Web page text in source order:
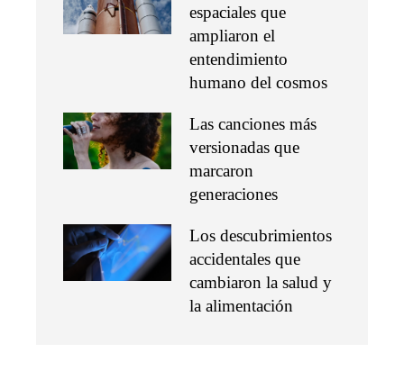
espaciales que
ampliaron el
entendimiento
humano del cosmos
Las canciones más
versionadas que
marcaron
generaciones
Los descubrimientos
accidentales que
cambiaron la salud y
la alimentación